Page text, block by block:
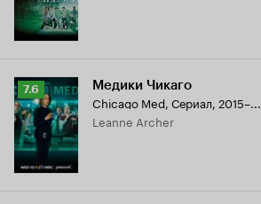
Рейтинг
Кинопоиска
7.6
7.6 Медики Чикаго
Chicago Med, Сериал, 2015–...
Leanne Archer